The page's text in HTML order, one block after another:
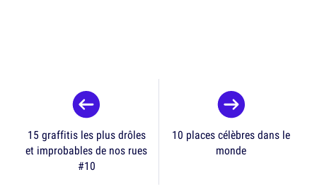
15 graffitis les plus drôles
et improbables de nos rues
#10
10 places célèbres dans le
monde